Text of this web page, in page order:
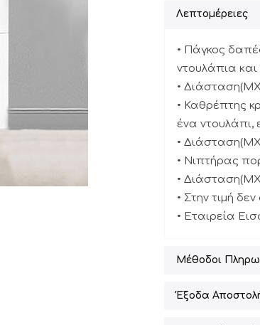
Λεπτομέρειες
• Πάγκος
ντουλάπια
•
• Καθρέπτης
ένα ντουλάπι,
•
• Νιπτήρας
•
• Στην τιμή
• Εταιρεία
Μέθοδοι
Έξοδα